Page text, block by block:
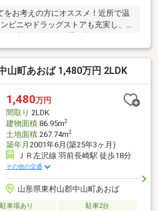
をお考えの方にオススメ！近所で温
ビニやドラッグストアも充実し、お
山町あおば 1,480万円 2LDK
1,480万円
間取り 2LDK
建物面積86.95m2
土地面積267.74m2
築年月 2001年6月(築25年3ヶ月)
ＪＲ左沢線 羽前長崎駅 徒歩18分
その他の交通
山形県東村山郡中山町あおば
駐車場あり
駐車2台